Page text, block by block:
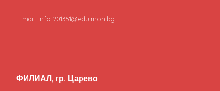
E-mail: info-201351@edu.mon.bg
ФИЛИАЛ, гр. Царево